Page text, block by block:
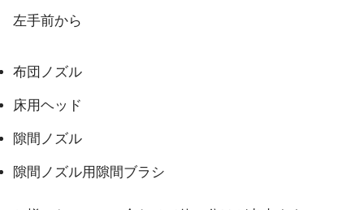
左手前から
布団ノズル
床用ヘッド
隙間ノズル
隙間ノズル用隙間ブラシ